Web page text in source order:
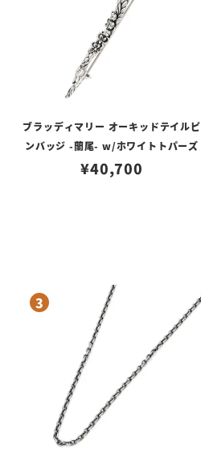
ブラッディマリー オーキッドテイルピ
ンバッジ -蘭尾- w/ホワイトトパーズ
¥40,700